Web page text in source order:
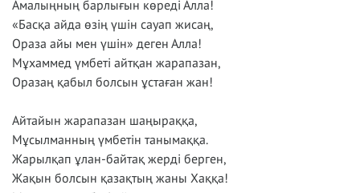
Амалыңның барлығын көреді Алла!
«Басқа айда өзің үшін сауап жисаң,
Ораза айы мен үшін» деген Алла!
Мұхаммед үмбеті айтқан жарапазан,
Оразаң қабыл болсын ұстаған жан!
Айтайын жарапазан шаңыраққа,
Мұсылманның үмбетін танымаққа.
Жарылқап ұлан-байтақ жерді берген,
Жақын болсын қазақтың жаны Хаққа!